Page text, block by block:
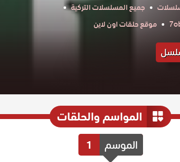
جميع المسلسلات التركية
موقع حلقات اون لاين
المواسم والحلقات
الموسم 1